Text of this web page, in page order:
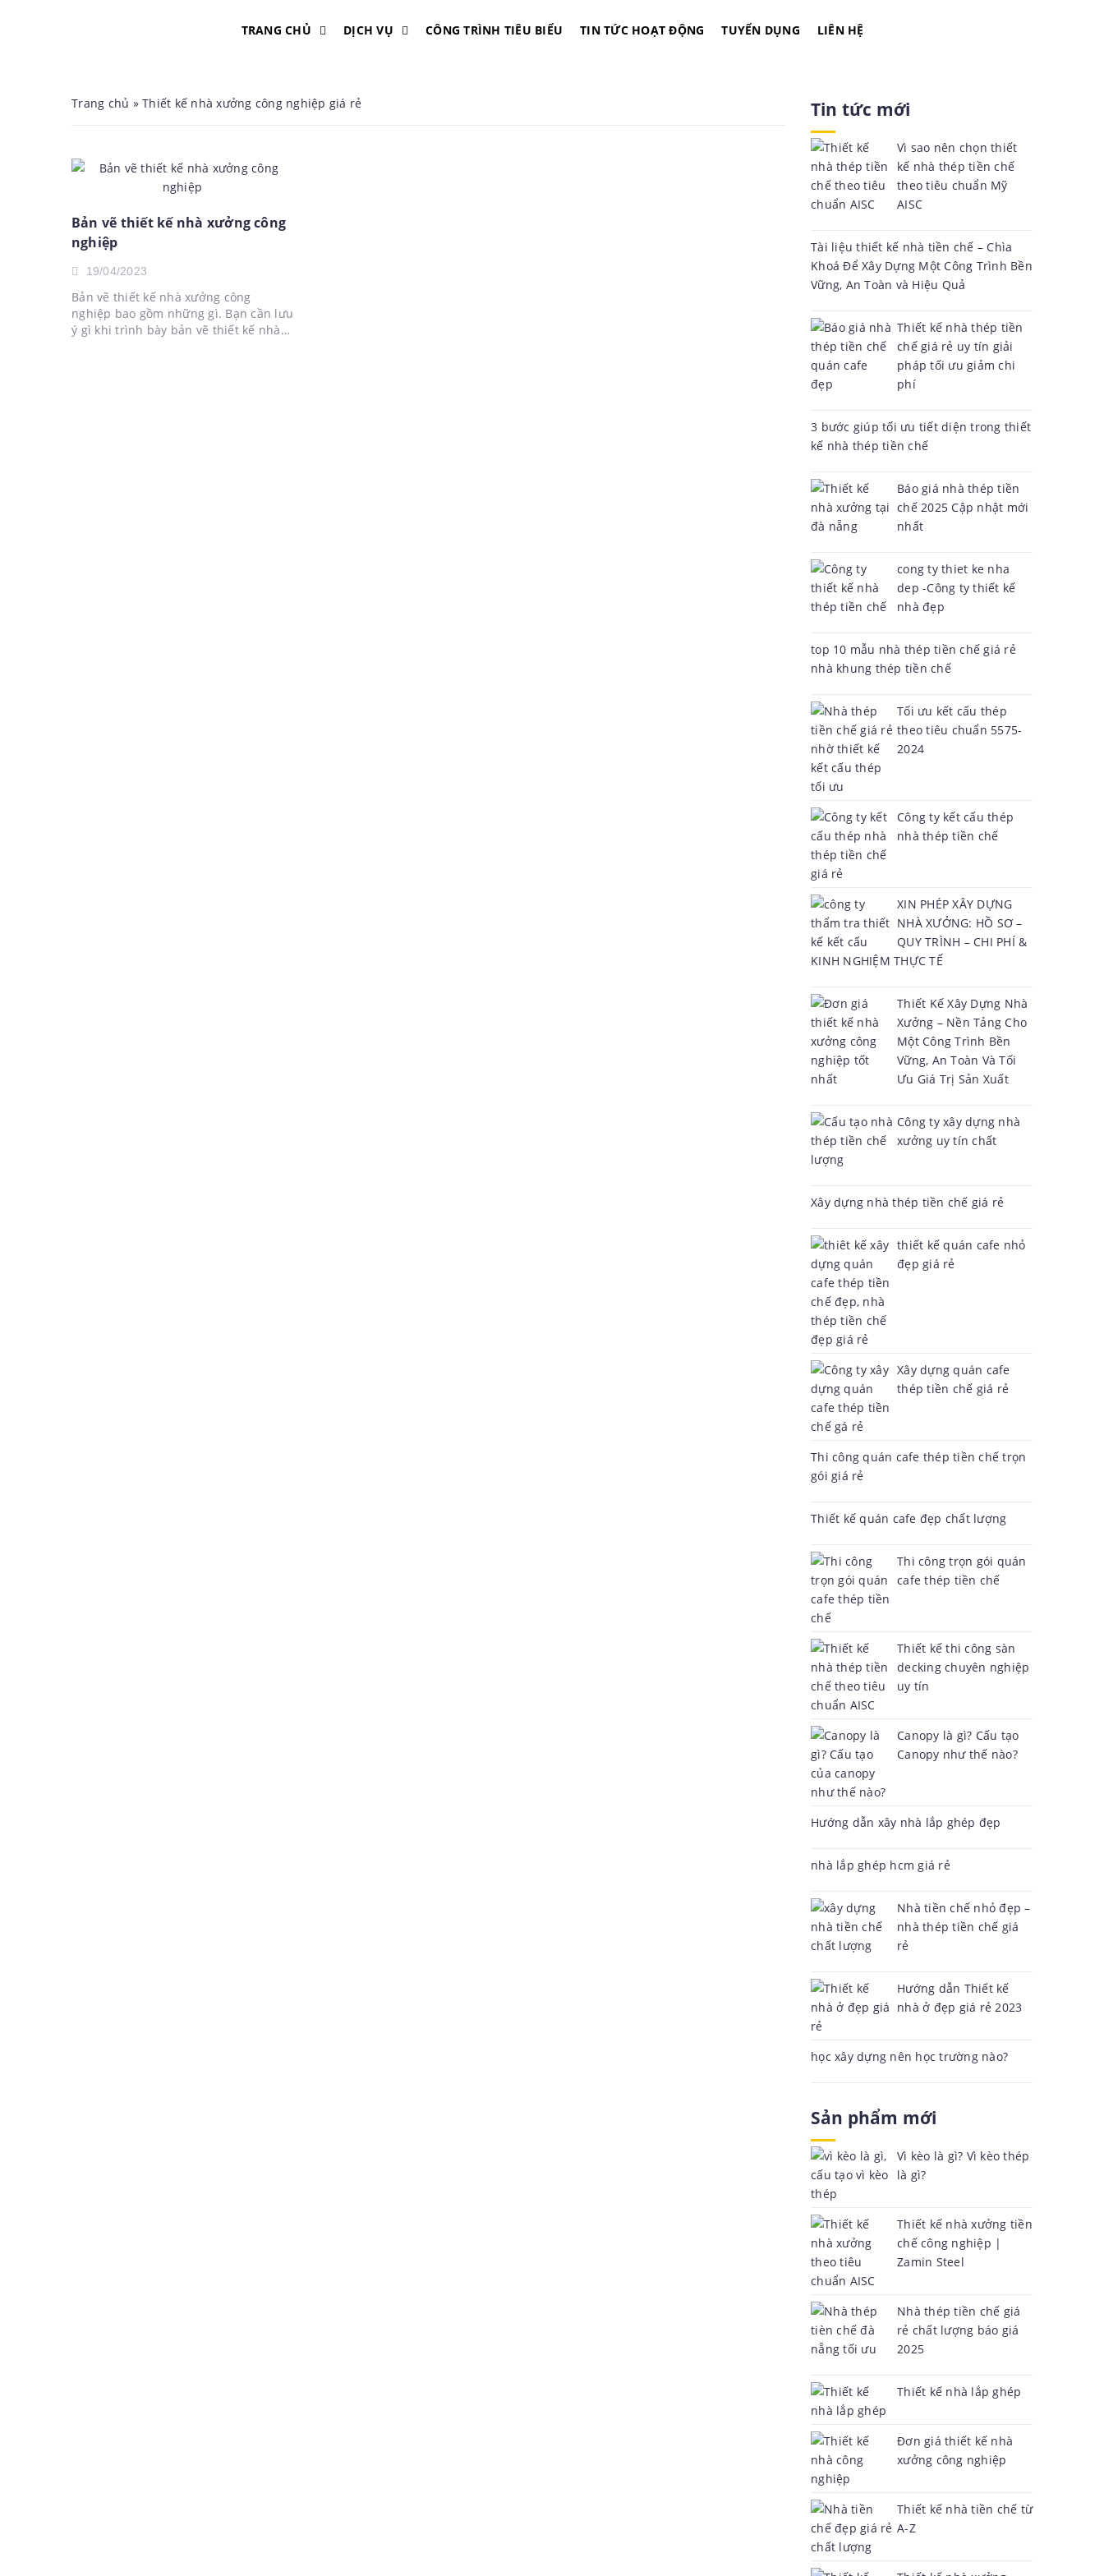
TRANG CHỦ DỊCH VỤ CÔNG TRÌNH TIÊU BIỂU TIN TỨC HOẠT ĐỘNG TUYỂN DỤNG LIÊN HỆ
Trang chủ » Thiết kế nhà xưởng công nghiệp giá rẻ
Bản vẽ thiết kế nhà xưởng công
nghiệp
19/04/2023
Bản vẽ thiết kế nhà xưởng công
nghiệp bao gồm những gì. Bạn cần lưu
ý gì khi trình bày bản vẽ thiết kế nhà
Tin tức mới
Vì sao nên chọn thiết
kế nhà thép tiền chế
theo tiêu chuẩn Mỹ
AISC
Tài liệu thiết kế nhà tiền chế – Chìa
Khoá Để Xây Dựng Một Công Trình Bền
Vững, An Toàn và Hiệu Quả
Thiết kế nhà thép tiền
chế giá rẻ uy tín giải
pháp tối ưu giảm chi
phí
3 bước giúp tối ưu tiết diện trong thiết
kế nhà thép tiền chế
Báo giá nhà thép tiền
chế 2025 Cập nhật mới
nhất
cong ty thiet ke nha
dep -Công ty thiết kế
nhà đẹp
top 10 mẫu nhà thép tiền chế giá rẻ
nhà khung thép tiền chế
Tối ưu kết cấu thép
theo tiêu chuẩn 5575-
2024
Công ty kết cấu thép
nhà thép tiền chế
XIN PHÉP XÂY DỰNG
NHÀ XƯỞNG: HỒ SƠ –
QUY TRÌNH – CHI PHÍ &
KINH NGHIỆM THỰC TẾ
Thiết Kế Xây Dựng Nhà
Xưởng – Nền Tảng Cho
Một Công Trình Bền
Vững, An Toàn Và Tối
Ưu Giá Trị Sản Xuất
Công ty xây dựng nhà
xưởng uy tín chất
lượng
Xây dựng nhà thép tiền chế giá rẻ
thiết kế quán cafe nhỏ
đẹp giá rẻ
Xây dựng quán cafe
thép tiền chế giá rẻ
Thi công quán cafe thép tiền chế trọn
gói giá rẻ
Thiết kế quán cafe đẹp chất lượng
Thi công trọn gói quán
cafe thép tiền chế
Thiết kế thi công sàn
decking chuyên nghiệp
uy tín
Canopy là gì? Cấu tạo
Canopy như thế nào?
Hướng dẫn xây nhà lắp ghép đẹp
nhà lắp ghép hcm giá rẻ
Nhà tiền chế nhỏ đẹp –
nhà thép tiền chế giá
rẻ
Hướng dẫn Thiết kế
nhà ở đẹp giá rẻ 2023
học xây dựng nên học trường nào?
Sản phẩm mới
Vì kèo là gì? Vì kèo thép
là gì?
Thiết kế nhà xưởng tiền
chế công nghiệp |
Zamin Steel
Nhà thép tiền chế giá
rẻ chất lượng báo giá
2025
Thiết kế nhà lắp ghép
Đơn giá thiết kế nhà
xưởng công nghiệp
Thiết kế nhà tiền chế từ
A-Z